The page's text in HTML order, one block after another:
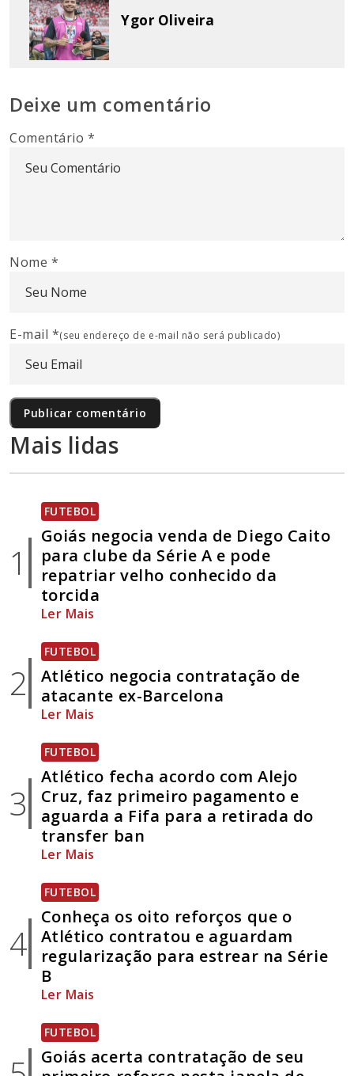
Ygor Oliveira
Deixe um comentário
Comentário*
Nome *
E-mail *(seu endereço de e-mail não será publicado)
Mais lidas
1
FUTEBOL
Goiás negocia venda de Diego Caito
para clube da Série A e pode
repatriar velho conhecido da
torcida
Ler Mais
2
FUTEBOL
Atlético negocia contratação de
atacante ex-Barcelona
Ler Mais
3
FUTEBOL
Atlético fecha acordo com Alejo
Cruz, faz primeiro pagamento e
aguarda a Fifa para a retirada do
transfer ban
Ler Mais
4
FUTEBOL
Conheça os oito reforços que o
Atlético contratou e aguardam
regularização para estrear na Série
B
Ler Mais
FUTEBOL
Goiás acerta contratação de seu